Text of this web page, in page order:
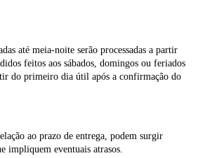
até meia-noite serão processadas a partir
feitos aos sábados, domingos ou feriados
do primeiro dia útil após a confirmação do
ao prazo de entrega, podem surgir
impliquem eventuais atrasos.